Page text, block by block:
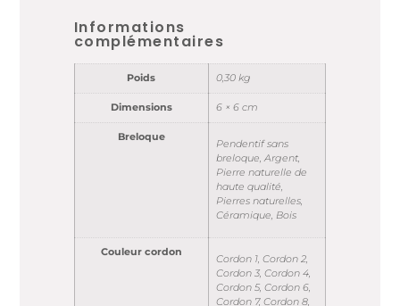
Informations
complémentaires
Poids 0,30 kg
Dimensions 6 × 6 cm
Breloque
Pendentif sans
breloque, Argent,
Pierre naturelle de
haute qualité,
Pierres naturelles,
Céramique, Bois
Couleur cordon
Cordon 1, Cordon 2,
Cordon 3, Cordon 4,
Cordon 5, Cordon 6,
Cordon 7, Cordon 8,